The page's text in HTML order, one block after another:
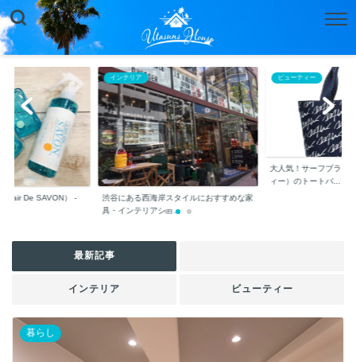
L'air De SAVON） -
インテリア
渋谷にある西海岸スタイルにおすすめな家
具・インテリアショ...
ビューティー
大人気！サーフブラン
ィー）のトートバ...
最新記事
インテリア ビューティー
暮らし